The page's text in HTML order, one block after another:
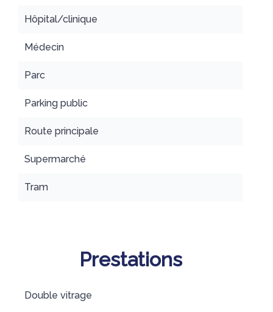
Hôpital/clinique
Médecin
Parc
Parking public
Route principale
Supermarché
Tram
Prestations
Double vitrage